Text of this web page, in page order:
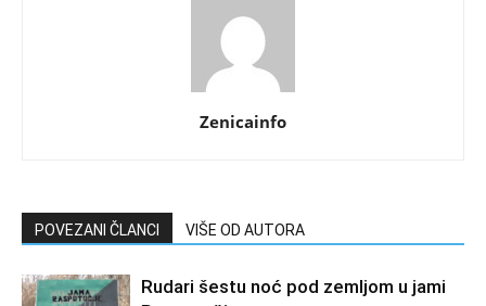
Zenicainfo
POVEZANI ČLANCI VIŠE OD AUTORA
Rudari šestu noć pod zemljom u jami